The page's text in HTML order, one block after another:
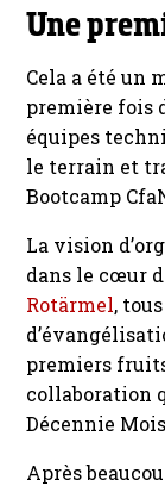
Une
Cela a été un
première fois
équipes
le terrain et
Bootcamp
La vision
dans le cœur
Rotärmel,
premiers
collaboration
Décennie
Après